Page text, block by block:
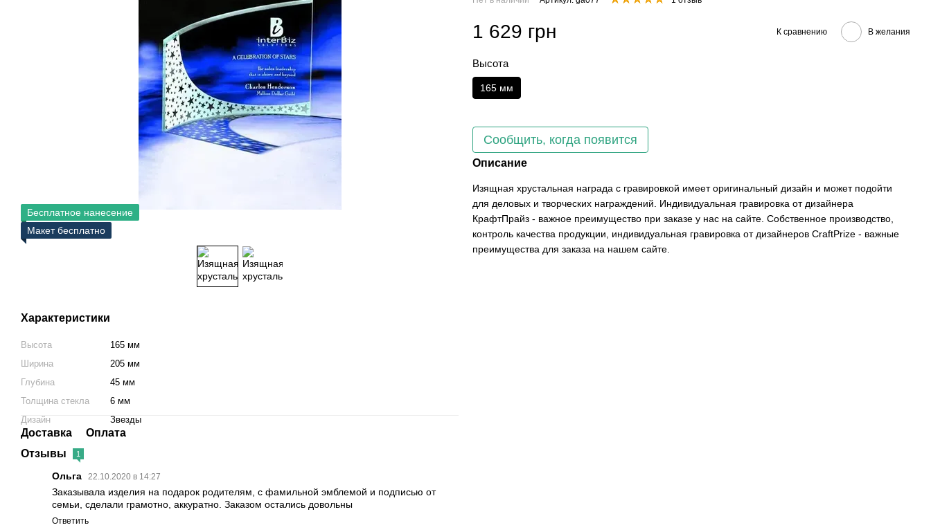
Бесплатное нанесение
Макет бесплатно
Характеристики
Высота
165 мм
Ширина
205 мм
Глубина
45 мм
Толщина стекла
6 мм
Дизайн
Звезды
Доставка
Оплата
Отзывы
1
Ольга 22.10.2020 в 14:27
Заказывала изделия на подарок родителям, с фамильной эмблемой и подписью от
семьи, сделали грамотно, аккуратно. Заказом остались довольны
Ответить
1 629 грн К сравнению В желания
Высота
165 мм
Сообщить, когда появится
Описание
Изящная хрустальная награда с гравировкой имеет оригинальный дизайн и может подойти
для деловых и творческих награждений. Индивидуальная гравировка от дизайнера
КрафтПрайз - важное преимущество при заказе у нас на сайте. Собственное производство,
контроль качества продукции, индивидуальная гравировка от дизайнеров CraftPrize - важные
преимущества для заказа на нашем сайте.